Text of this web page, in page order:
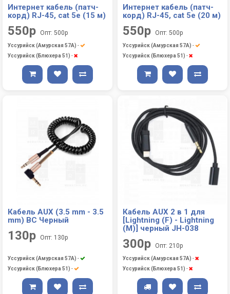
Интернет кабель (патч-
корд) RJ-45, cat 5e (15 м)
550р Опт: 500р
Уссурийск (Амурская 57А) -
Уссурийск (Блюхера 51) -
Интернет кабель (патч-
корд) RJ-45, cat 5e (20 м)
550р Опт: 500р
Уссурийск (Амурская 57А) -
Уссурийск (Блюхера 51) -
Кабель AUX (3.5 mm - 3.5
mm) BC Черный
130р Опт: 130р
Уссурийск (Амурская 57А) -
Уссурийск (Блюхера 51) -
Кабель AUX 2 в 1 для
[Lightning (F) - Lightning
(M)] черный JH-038
300р Опт: 210р
Уссурийск (Амурская 57А) -
Уссурийск (Блюхера 51) -